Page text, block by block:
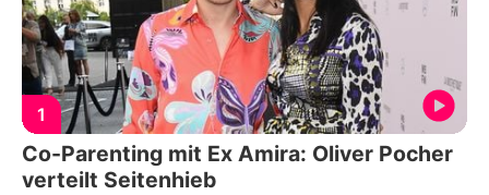
1
Co-Parenting mit Ex Amira: Oliver Pocher
verteilt Seitenhieb